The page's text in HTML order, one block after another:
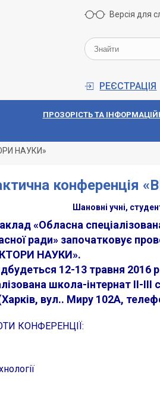
Версія для
РЕЄСТРАЦІЯ
ПРОЗОРIСТЬ ТА
НАУКИ»
конференція
Шановні учні,
«Обласна
ради» започатковує
НАУКИ».
12-13 травня 2016
школа-інтернат ІІ-
вул.. Миру 102А,
КОНФЕРЕНЦІЇ: